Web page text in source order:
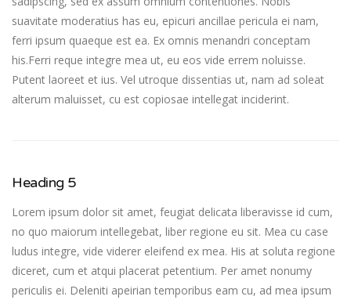
suavitate moderatius has eu, epicuri ancillae pericula ei nam,
ferri ipsum quaeque est ea. Ex omnis menandri conceptam
his.Ferri reque integre mea ut, eu eos vide errem noluisse.
Putent laoreet et ius. Vel utroque dissentias ut, nam ad soleat
alterum maluisset, cu est copiosae intellegat inciderint.
Heading 5
Lorem ipsum dolor sit amet, feugiat delicata liberavisse id cum,
no quo maiorum intellegebat, liber regione eu sit. Mea cu case
ludus integre, vide viderer eleifend ex mea. His at soluta regione
diceret, cum et atqui placerat petentium. Per amet nonumy
periculis ei. Deleniti apeirian temporibus eam cu, ad mea ipsum